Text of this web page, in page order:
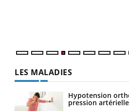
LES MALADIES
Hypotension
pression